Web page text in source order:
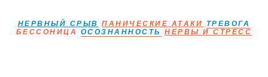
НЕРВНЫЙ СРЫВ ПАНИЧЕСКИЕ АТАКИ
ТРЕВОГА
БЕССОНИЦА
ОСОЗНАННОСТЬ НЕРВЫ И СТРЕСС